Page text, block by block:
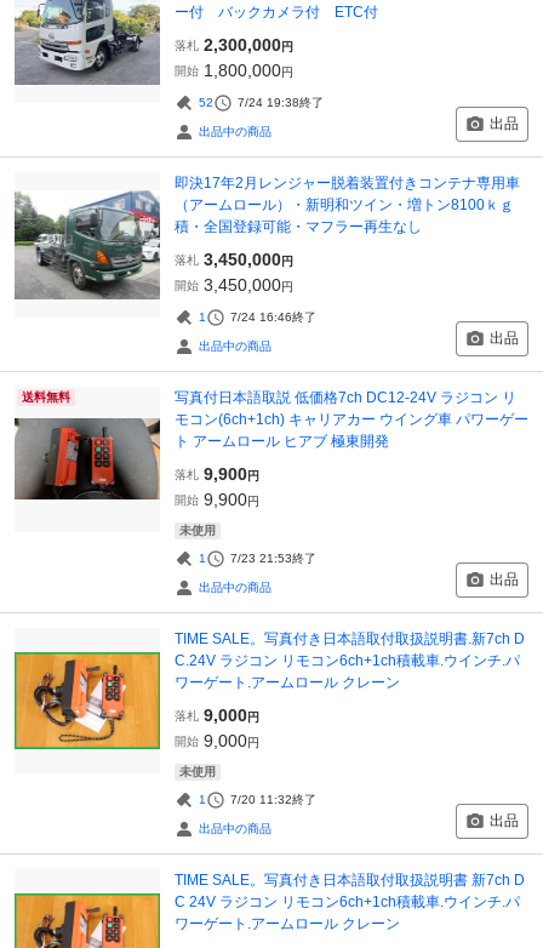
ー付 バックカメラ付 ETC付
落札 2,300,000円
開始 1,800,000円
52 7/24 19:38終了
出品中の商品 出品
即決17年2月レンジャー脱着装置付きコンテナ専用車
（アームロール）・新明和ツイン・増トン8100ｋｇ
積・全国登録可能・マフラー再生なし
落札 3,450,000円
開始 3,450,000円
1 7/24 16:46終了
出品中の商品 出品
送料無料
写真付日本語取説 低価格7ch DC12-24V ラジコン リ
モコン(6ch+1ch) キャリアカー ウイング車 パワーゲー
ト アームロール ヒアブ 極東開発
落札 9,900円
開始 9,900円
未使用
1 7/23 21:53終了
出品中の商品 出品
TIME SALE。写真付き日本語取付取扱説明書.新7ch D
C.24V ラジコン リモコン6ch+1ch積載車.ウインチ.パ
ワーゲート.アームロール クレーン
落札 9,000円
開始 9,000円
未使用
1 7/20 11:32終了
出品中の商品 出品
TIME SALE。写真付き日本語取付取扱説明書 新7ch D
C 24V ラジコン リモコン6ch+1ch積載車.ウインチ.パ
ワーゲート.アームロール クレーン